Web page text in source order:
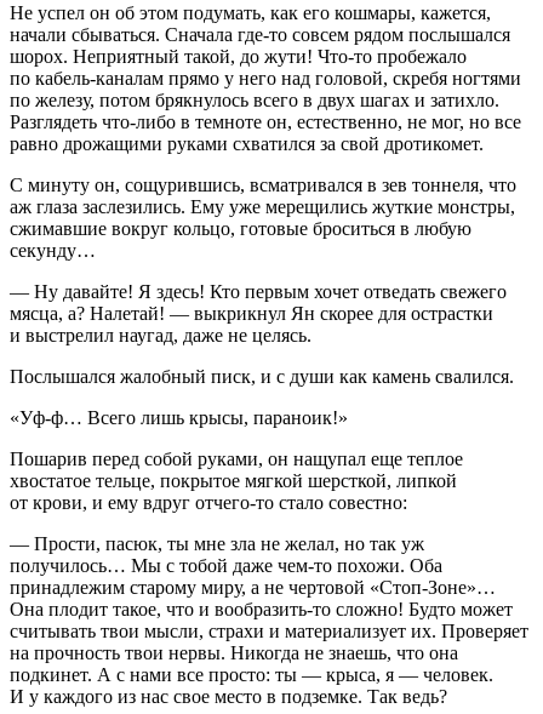
Не успел он об этом подумать, как его кошмары, кажется,
начали сбываться. Сначала где-то совсем рядом послышался
шорох. Неприятный такой, до жути! Что-то пробежало
по кабель-каналам прямо у него над головой, скребя ногтями
по железу, потом брякнулось всего в двух шагах и затихло.
Разглядеть что-либо в темноте он, естественно, не мог, но все
равно дрожащими руками схватился за свой дротикомет.
С минуту он, сощурившись, всматривался в зев тоннеля, что
аж глаза заслезились. Ему уже мерещились жуткие монстры,
сжимавшие вокруг кольцо, готовые броситься в любую
секунду…
— Ну давайте! Я здесь! Кто первым хочет отведать свежего
мясца, а? Налетай! — выкрикнул Ян скорее для острастки
и выстрелил наугад, даже не целясь.
Послышался жалобный писк, и с души как камень свалился.
«Уф-ф… Всего лишь крысы, параноик!»
Пошарив перед собой руками, он нащупал еще теплое
хвостатое тельце, покрытое мягкой шерсткой, липкой
от крови, и ему вдруг отчего-то стало совестно:
— Прости, пасюк, ты мне зла не желал, но так уж
получилось… Мы с тобой даже чем-то похожи. Оба
принадлежим старому миру, а не чертовой «Стоп-Зоне»…
Она плодит такое, что и вообразить-то сложно! Будто может
считывать твои мысли, страхи и материализует их. Проверяет
на прочность твои нервы. Никогда не знаешь, что она
подкинет. А с нами все просто: ты — крыса, я — человек.
И у каждого из нас свое место в подземке. Так ведь?